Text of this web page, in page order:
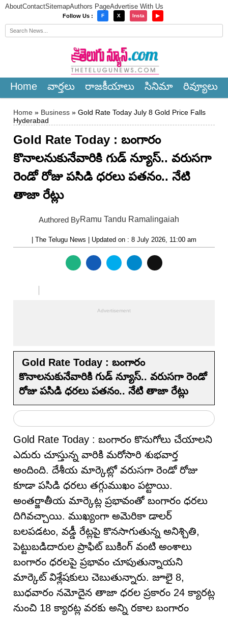
AboutContactSitemapAuthors PageAdvertise With Us
Follow Us : F X Insta ▶
Home వార్త‌లు రాజ‌కీయాలు సినిమా రివ్యూలు
Home » Business » Gold Rate Today July 8 Gold Price Falls
Hyderabad
Gold Rate Today : బంగారం
కొనాలనుకునేవారికి గుడ్ న్యూస్.. వరుసగా
రెండో రోజు పసిడి ధరలు పతనం.. నేటి
తాజా రేట్లు
Authored ByRamu Tandu Ramalingaiah
| The Telugu News | Updated on : 8 July 2026, 11:00 am
Gold Rate Today : బంగారం
కొనాలనుకునేవారికి గుడ్ న్యూస్.. వరుసగా రెండో
రోజు పసిడి ధరలు పతనం.. నేటి తాజా రేట్లు
Gold Rate Today : బంగారం కొనుగోలు చేయాలని
ఎదురు చూస్తున్న వారికి మరోసారి శుభవార్త
అందింది. దేశీయ మార్కెట్లో వరుసగా రెండో రోజు
కూడా పసిడి ధరలు తగ్గుముఖం పట్టాయి.
అంతర్జాతీయ మార్కెట్ల ప్రభావంతో బంగారం ధరలు
దిగివచ్చాయి. ముఖ్యంగా అమెరికా డాలర్
బలపడటం, వడ్డీ రేట్లపై కొనసాగుతున్న అనిశ్చితి,
పెట్టుబడిదారుల ప్రాఫిట్ బుకింగ్ వంటి అంశాలు
బంగారం ధరలపై ప్రభావం చూపుతున్నాయని
మార్కెట్ విశ్లేషకులు చెబుతున్నారు. జూలై 8,
బుధవారం నమోదైన తాజా ధరల ప్రకారం 24 క్యారట్ల
నుంచి 18 క్యారట్ల వరకు అన్ని రకాల బంగారం